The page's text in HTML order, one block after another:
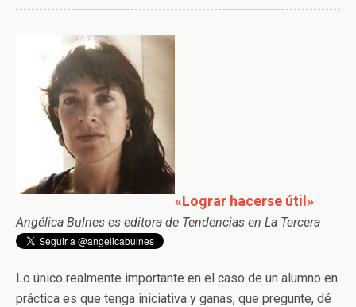
«Lograr hacerse útil»
Angélica Bulnes es editora de Tendencias en La Tercera
Lo único realmente importante en el caso de un alumno en
práctica es que tenga iniciativa y ganas, que pregunte, dé